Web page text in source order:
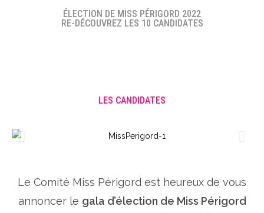
ÉLECTION DE MISS PÉRIGORD 2022
RE-DÉCOUVREZ LES 10 CANDIDATES
LES CANDIDATES
Le Comité Miss Périgord est heureux de vous
annoncer le gala d’élection de Miss Périgord